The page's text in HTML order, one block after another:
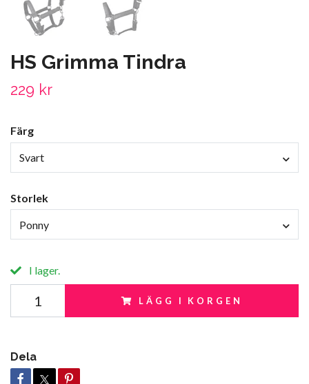
HS Grimma Tindra
229 kr
Färg
Svart
Storlek
Ponny
I lager.
LÄGG I KORGEN
Dela